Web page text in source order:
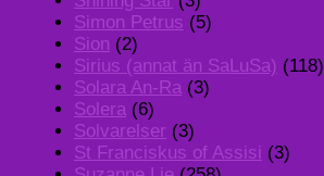
Simon Petrus (5)
Sion (2)
Sirius (annat än SaLuSa) (118)
Solara An-Ra (3)
Solera (6)
Solvarelser (3)
St Franciskus of Assisi (3)